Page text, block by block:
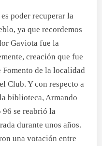
poder recuperar la
ya que recordemos
Gaviota fue la
creación que fue
Fomento de la localidad
Club. Y con respecto a
biblioteca, Armando
96 se reabrió la
durante unos años.
una votación entre